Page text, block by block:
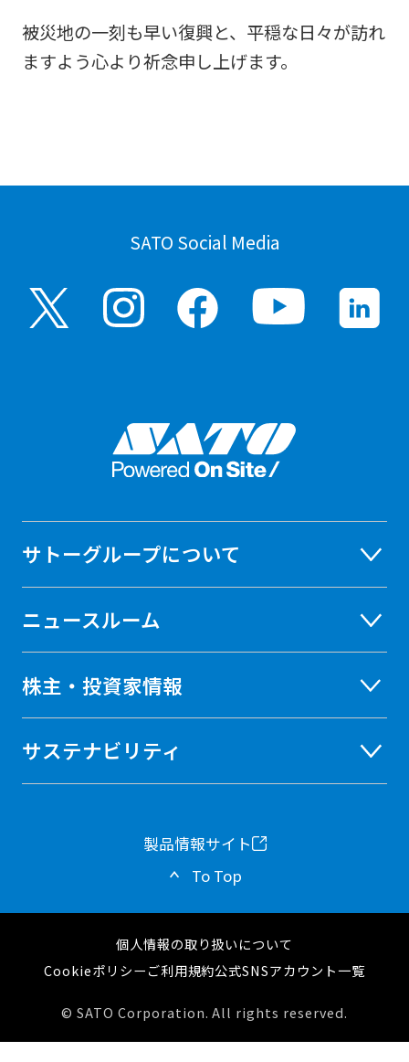
被災地の一刻も早い復興と、平穏な日々が訪れ
ますよう心より祈念申し上げます。
SATO Social Media
サトーグループについて
ニュースルーム
株主・投資家情報
サステナビリティ
製品情報サイト
新
タ
で
To Top
© SATO Corporation. All rights reserved.
公式SNSアカウント一覧
ご利用規約
Cookieポリシー
個人情報の取り扱いについて